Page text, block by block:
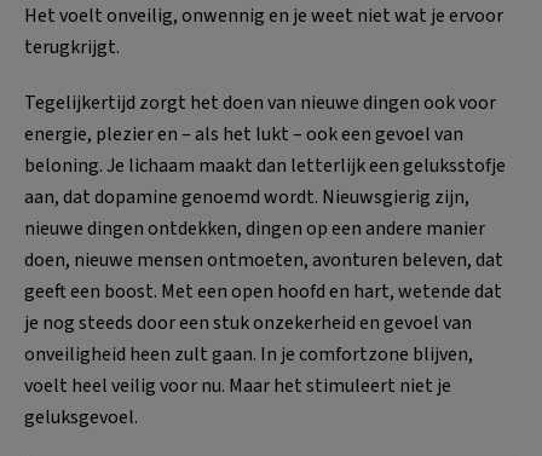
Het voelt onveilig, onwennig en je weet niet wat je ervoor
terugkrijgt.
Tegelijkertijd zorgt het doen van nieuwe dingen ook voor
energie, plezier en – als het lukt – ook een gevoel van
beloning. Je lichaam maakt dan letterlijk een geluksstofje
aan, dat dopamine genoemd wordt. Nieuwsgierig zijn,
nieuwe dingen ontdekken, dingen op een andere manier
doen, nieuwe mensen ontmoeten, avonturen beleven, dat
geeft een boost. Met een open hoofd en hart, wetende dat
je nog steeds door een stuk onzekerheid en gevoel van
onveiligheid heen zult gaan. In je comfortzone blijven,
voelt heel veilig voor nu. Maar het stimuleert niet je
geluksgevoel.